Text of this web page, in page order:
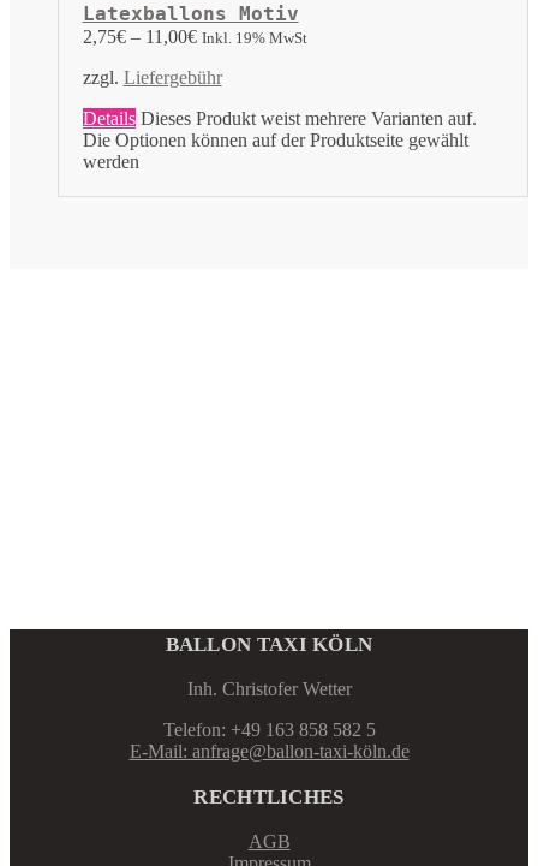
Latexballons Motiv
2,75€– 11,00€ Inkl. 19% MwSt
zzgl. Liefergebühr
Details Dieses Produkt weist mehrere Varianten auf.
Die Optionen können auf der Produktseite gewählt
werden
BALLON TAXI KÖLN
Inh. Christofer Wetter
Telefon: +49 163 858 582 5
E-Mail: anfrage@ballon-taxi-köln.de
RECHTLICHES
AGB